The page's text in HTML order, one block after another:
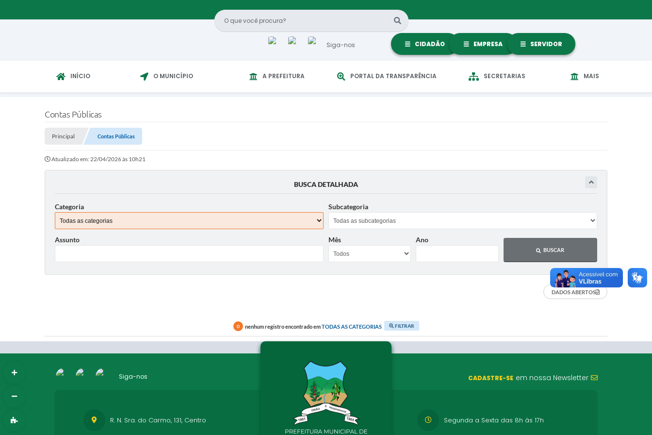
Siga-nos CIDADÃO EMPRESA SERVIDOR
INÍCIO O MUNICÍPIO A PREFEITURA PORTAL DA TRANSPARÊNCIA SECRETARIAS MAIS
Contas Públicas
Principal Contas Públicas
Atualizado em: 22/04/2026 às 10h21
BUSCA DETALHADA
Categoria Subcategoria
Assunto Mês Ano
BUSCAR
DADOS ABERTOS
0 nenhum registro encontrado emTODAS AS CATEGORIAS FILTRAR
Siga-nos CADASTRE-SE em nossa Newsletter
R. N. Sra. do Carmo, 131, Centro Segunda a Sexta das 8h às 17h